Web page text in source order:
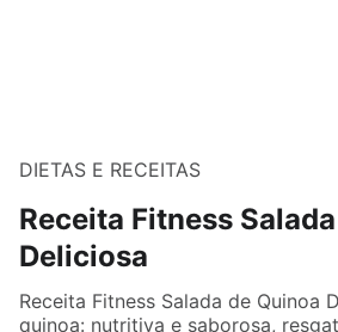
DIETAS E RECEITAS
Receita Fitness
Deliciosa
Receita Fitness Salada de Quinoa
quinoa: nutritiva e saborosa,